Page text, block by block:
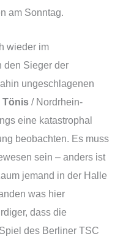
am Sonntag.
wieder im
den Sieger der
ungeschlagenen
Tönis / Nordrhein-
eine katastrophal
beobachten. Es muss
sein – anders ist
jemand in der Halle
was hier
dass die
des Berliner TSC